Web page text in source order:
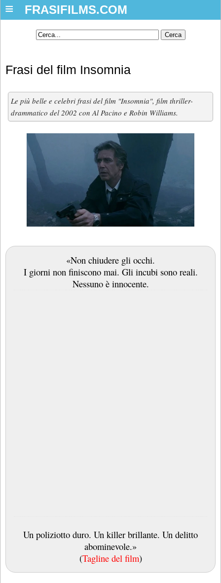
FRASIFILMS.COM
≡
Frasi del film Insomnia
Le più belle e celebri frasi del film "Insomnia", film thriller-
drammatico del 2002 con Al Pacino e Robin Williams.
«Non chiudere gli occhi.
I giorni non finiscono mai. Gli incubi sono reali.
Nessuno è innocente.
Un poliziotto duro. Un killer brillante. Un delitto
abominevole.»
(Tagline del film)